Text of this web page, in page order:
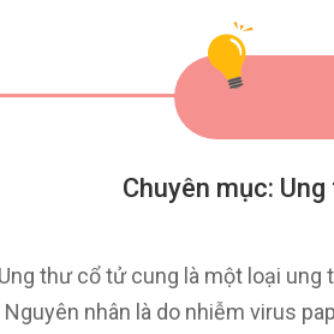
Chuyên mục:
Ung thư cổ tử cung là một loại
Nguyên nhân là do nhiễm virus